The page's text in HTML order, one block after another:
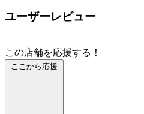
ユーザーレビュー
この店舗を応援する！
ここから応援